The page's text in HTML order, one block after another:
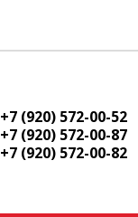
+7 (920) 572-00-52
+7 (920) 572-00-87
+7 (920) 572-00-82